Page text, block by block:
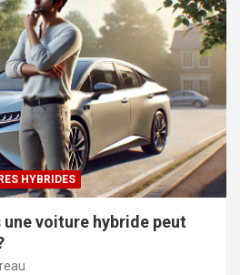
HYBRIDES
voiture hybride peut